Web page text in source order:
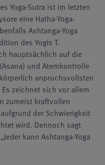
Yoga-Sutra ist im letzten
eine Hatha-Yoga-
Ashtanga-Yoga
des Yogis T.
hauptsächlich auf die
und Atemkontrolle
anpruchsvollsten
zeichnet sich vor allem
zumeist kraftvollen
der Schwierigkeit
wird. Dennoch sagt
kann Ashtanga-Yoga